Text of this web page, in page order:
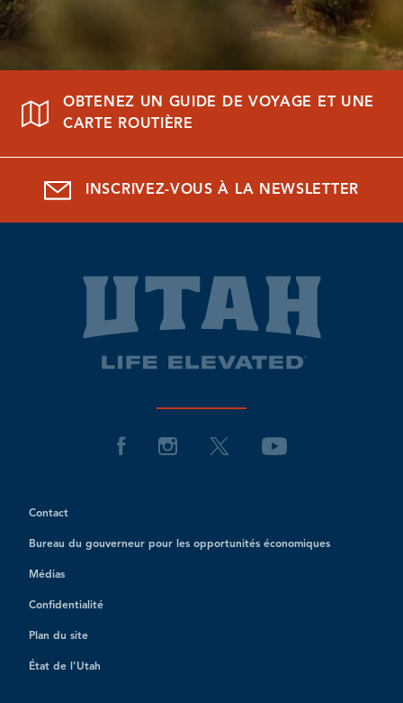
OBTENEZ UN GUIDE DE VOYAGE ET UNE
CARTE ROUTIÈRE
INSCRIVEZ-VOUS À LA NEWSLETTER
Contact
Bureau du gouverneur pour les opportunités économiques
Médias
Confidentialité
Plan du site
État de l'Utah